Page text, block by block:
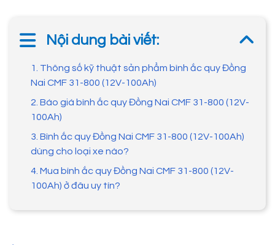
Nội dung bài viết:
1. Thông số kỹ thuật sản phẩm bình ắc quy Đồng
Nai CMF 31-800 (12V-100Ah)
2. Báo giá bình ắc quy Đồng Nai CMF 31-800 (12V-
100Ah)
3. Bình ắc quy Đồng Nai CMF 31-800 (12V-100Ah)
dùng cho loại xe nào?
4. Mua bình ắc quy Đồng Nai CMF 31-800 (12V-
100Ah) ở đâu uy tín?